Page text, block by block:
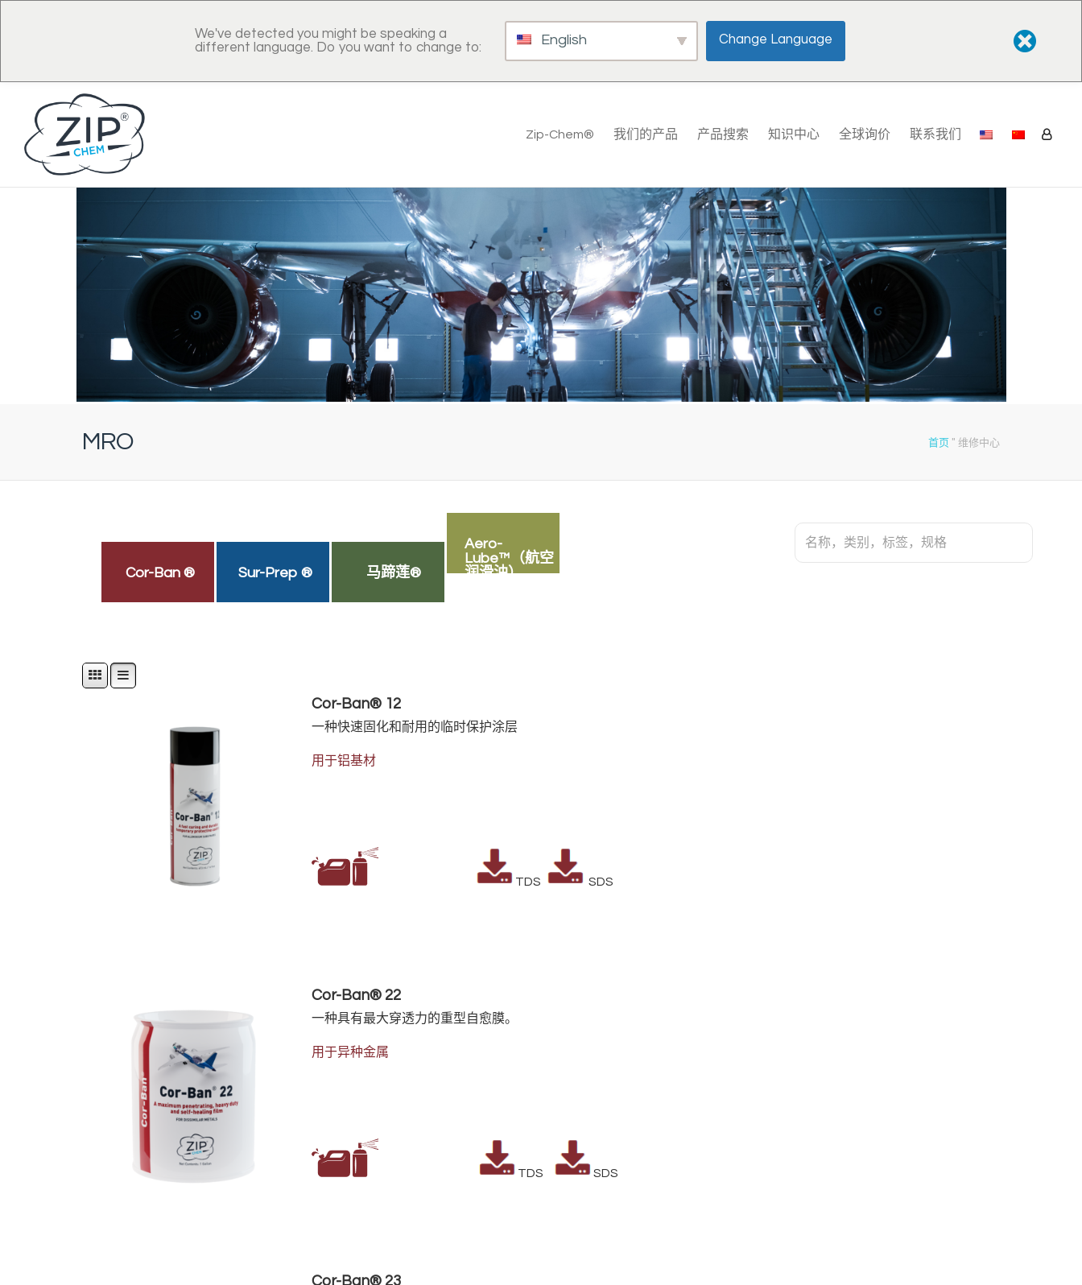
We've detected you might be speaking a
different language. Do you want to change to:
English Change Language
Zip-Chem® 我们的产品 产品搜索 知识中心 全球询价 联系我们
首页 " 维修中心
MRO
Cor-Ban ® Sur-Prep ® 马蹄莲®
Aero-
Lube™（航空
润滑油）。
搜
索：
Cor-Ban® 12
一种快速固化和耐用的临时保护涂层
用于铝基材
TDS SDS
Cor-Ban® 22
一种具有最大穿透力的重型自愈膜。
用于异种金属
TDS SDS
Cor-Ban® 23